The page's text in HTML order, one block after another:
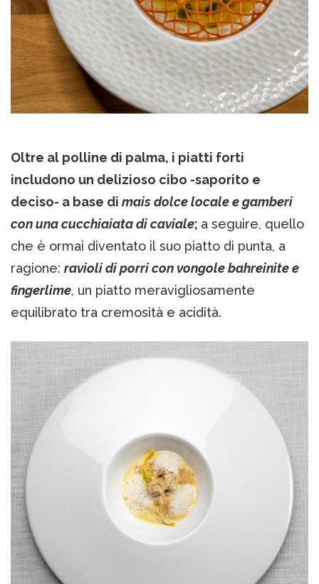
Oltre al polline di palma, i piatti forti
includono un delizioso cibo -saporito e
deciso- a base di mais dolce locale e gamberi
con una cucchiaiata di caviale; a seguire, quello
che è ormai diventato il suo piatto di punta, a
ragione: ravioli di porri con vongole bahreinite e
fingerlime, un piatto meravigliosamente
equilibrato tra cremosità e acidità.